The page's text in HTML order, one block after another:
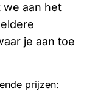
we aan het
je aan toe
prijzen: